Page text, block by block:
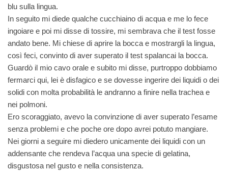
blu sulla lingua.
In seguito mi diede qualche cucchiaino di acqua e me lo fece
ingoiare e poi mi disse di tossire, mi sembrava che il test fosse
andato bene. Mi chiese di aprire la bocca e mostrargli la lingua,
così feci, convinto di aver superato il test spalancai la bocca.
Guardò il mio cavo orale e subito mi disse, purtroppo dobbiamo
fermarci qui, lei è disfagico e se dovesse ingerire dei liquidi o dei
solidi con molta probabilità le andranno a finire nella trachea e
nei polmoni.
Ero scoraggiato, avevo la convinzione di aver superato l’esame
senza problemi e che poche ore dopo avrei potuto mangiare.
Nei giorni a seguire mi diedero unicamente dei liquidi con un
addensante che rendeva l’acqua una specie di gelatina,
disgustosa nel gusto e nella consistenza.